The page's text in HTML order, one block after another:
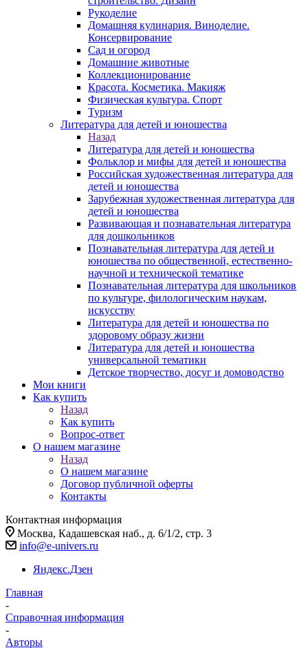
Рукоделие
Домашняя кулинария. Виноделие.
Консервирование
Сад и огород
Домашние животные
Коллекционирование
Красота. Косметика. Макияж
Физическая культура. Спорт
Туризм
Литература для детей и юношества
Назад
Литература для детей и юношества
Фольклор и мифы для детей и юношества
Российская художественная литература для
детей и юношества
Зарубежная художественная литература для
детей и юношества
Развивающая и познавательная литература
для дошкольников
Познавательная литература для детей и
юношества по общественной, естественно-
научной и технической тематике
Познавательная литература для школьников
по культуре, филологическим наукам,
искусству
Литература для детей и юношества по
здоровому образу жизни
Литература для детей и юношества
универсальной тематики
Детское творчество, досуг и домоводство
Мои книги
Как купить
Назад
Как купить
Вопрос-ответ
О нашем магазине
Назад
О нашем магазине
Договор публичной оферты
Контакты
Контактная информация
Москва, Кадашевская наб., д. 6/1/2, стр. 3
info@e-univers.ru
Яндекс.Дзен
Главная
-
Справочная информация
-
Авторы